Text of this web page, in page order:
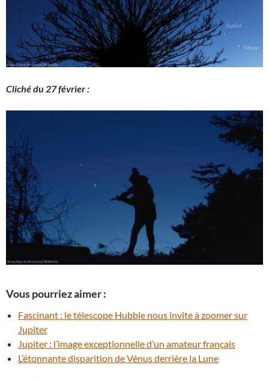
Cliché du 27 février :
Vous pourriez aimer :
Fascinant : le télescope Hubble nous invite à zoomer sur
Jupiter
Jupiter : l’image exceptionnelle d’un amateur français
L’étonnante disparition de Vénus derrière la Lune